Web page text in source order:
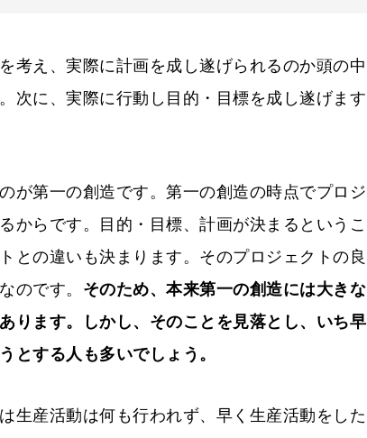
考え、実際に計画を成し遂げられるのか頭の中
次に、実際に行動し目的・目標を成し遂げます
が第一の創造です。第一の創造の時点でプロジ
からです。目的・目標、計画が決まるというこ
との違いも決まります。そのプロジェクトの良
のです。 そのため、本来第一の創造には大きな
ります。しかし、そのことを見落とし、いち早
とする人も多いでしょう。
生産活動は何も行われず、早く生産活動をした